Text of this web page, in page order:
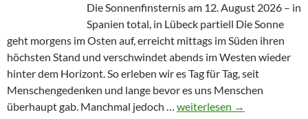
Die Sonnenfinsternis am 12. August 2026 – in
Spanien total, in Lübeck partiell Die Sonne
geht morgens im Osten auf, erreicht mittags im Süden ihren
höchsten Stand und verschwindet abends im Westen wieder
hinter dem Horizont. So erleben wir es Tag für Tag, seit
Menschengedenken und lange bevor es uns Menschen
überhaupt gab. Manchmal jedoch … Wenn die Sonne ihr Licht
weiterlesen →